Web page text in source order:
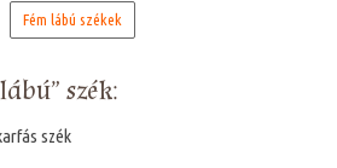
Fém lábú székek
szék:
szék